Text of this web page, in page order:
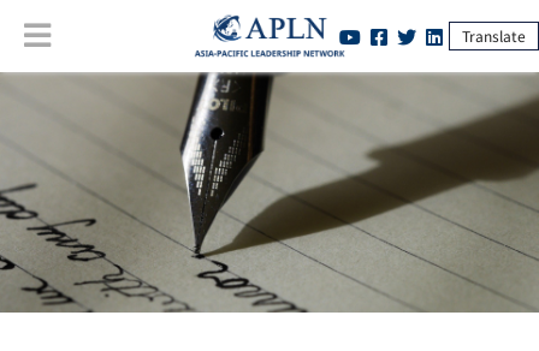
Translate
[JPN] G7 Hiroshima Summit: Pursuing Nuclear
Disarmament, Not Nuclear Deterrence